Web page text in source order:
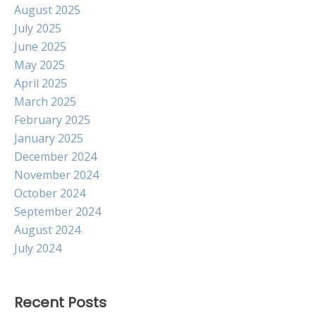
August 2025
July 2025
June 2025
May 2025
April 2025
March 2025
February 2025
January 2025
December 2024
November 2024
October 2024
September 2024
August 2024
July 2024
Recent Posts